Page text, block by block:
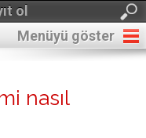
ol
Menüyü göster
nasıl